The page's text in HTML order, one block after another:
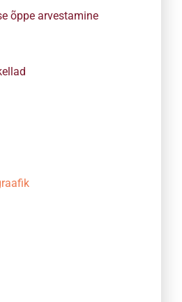
õppe arvestamine